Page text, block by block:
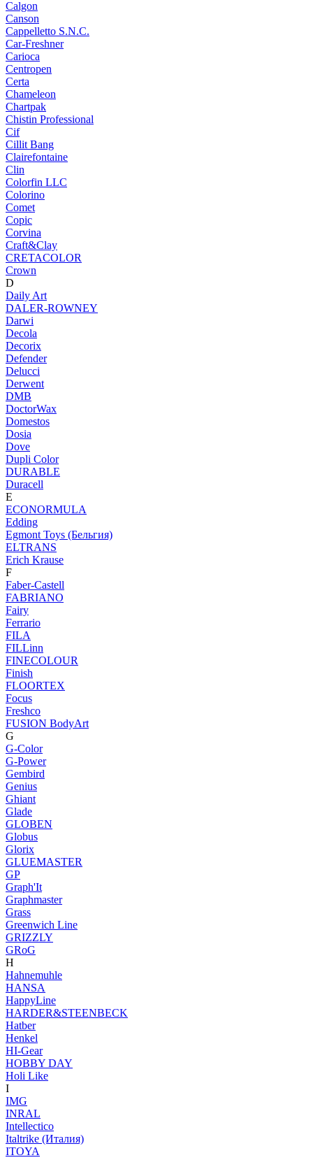
Calgon
Canson
Cappelletto S.N.C.
Car-Freshner
Carioca
Centropen
Certa
Chameleon
Chartpak
Chistin Professional
Cif
Cillit Bang
Clairefontaine
Clin
Colorfin LLC
Colorino
Comet
Copic
Corvina
Craft&Clay
CRETACOLOR
Crown
D
Daily Art
DALER-ROWNEY
Darwi
Decola
Decorix
Defender
Delucci
Derwent
DMB
DoctorWax
Domestos
Dosia
Dove
Dupli Color
DURABLE
Duracell
E
ECONORMULA
Edding
Egmont Toys (Бельгия)
ELTRANS
Erich Krause
F
Faber-Castell
FABRIANO
Fairy
Ferrario
FILA
FILLinn
FINECOLOUR
Finish
FLOORTEX
Focus
Freshco
FUSION BodyArt
G
G-Color
G-Power
Gembird
Genius
Ghiant
Glade
GLOBEN
Globus
Glorix
GLUEMASTER
GP
Graph'It
Graphmaster
Grass
Greenwich Line
GRIZZLY
GRoG
H
Hahnemuhle
HANSA
HappyLine
HARDER&STEENBECK
Hatber
Henkel
HI-Gear
HOBBY DAY
Holi Like
I
IMG
INRAL
Intellectico
Italtrike (Италия)
ITOYA